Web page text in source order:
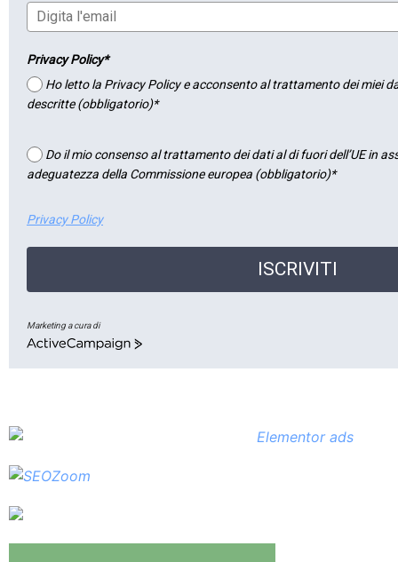
Privacy Policy*
Ho letto la Privacy Policy e acconsento al trattamento dei miei
descritte (obbligatorio)*
Do il mio consenso al trattamento dei dati al di fuori dell’UE in
adeguatezza della Commissione europea (obbligatorio)*
Privacy Policy
ISCRIVITI
Marketing a cura di
ActiveCampaign